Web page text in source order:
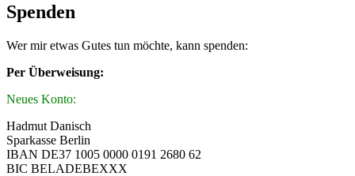
Spenden
Wer mir etwas Gutes tun möchte, kann spenden:
Per Überweisung:
Neues Konto:
Hadmut Danisch
Sparkasse Berlin
IBAN DE37 1005 0000 0191 2680 62
BIC BELADEBEXXX